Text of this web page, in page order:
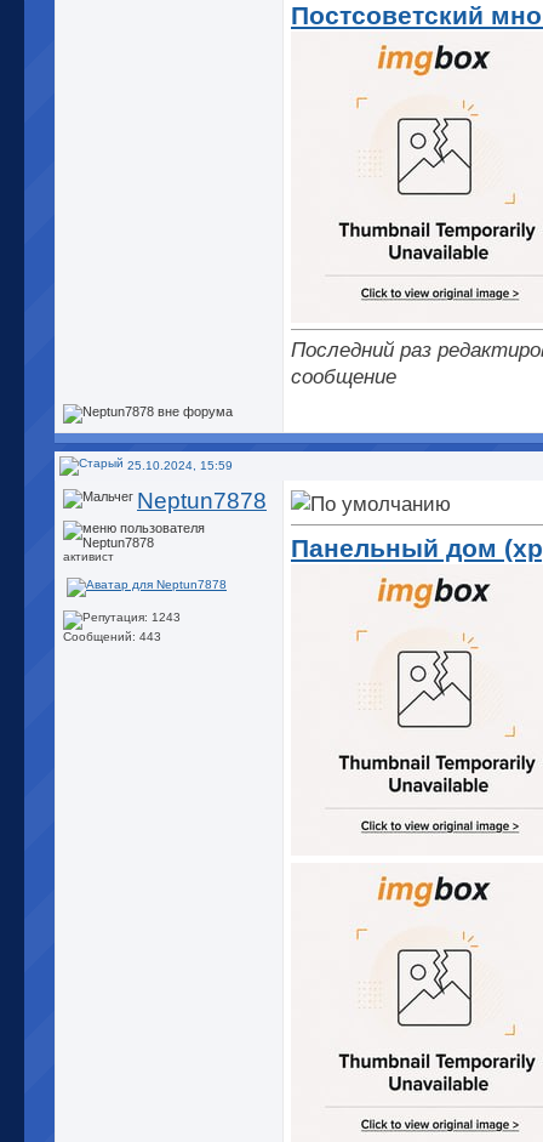
Постсоветский
Последний раз
сообщение
25.10.2024, 15:59
Neptun7878
активист
Сообщений: 443
Панельный дом